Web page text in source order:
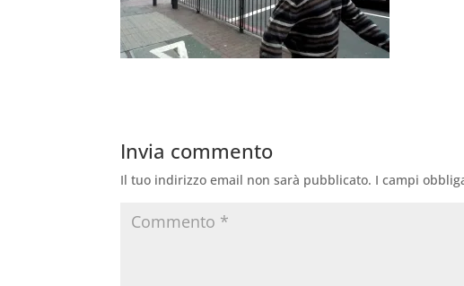
Invia commento
Il tuo indirizzo email non sarà pubblicato. I campi